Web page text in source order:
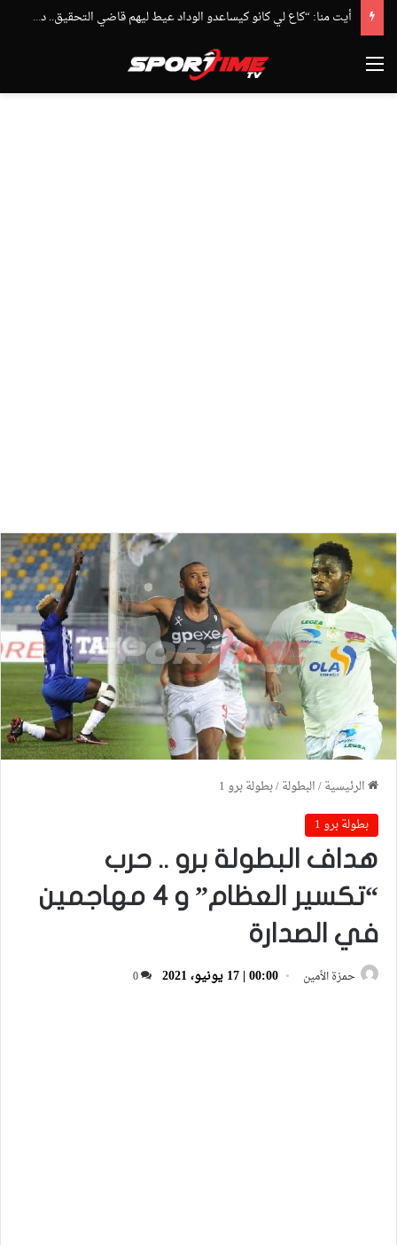
أيت منا: “كاع لي كانو كيساعدو الوداد عيط ليهم قاضي التحقيق.. دابا حتى شي واحد ما بقا باغي يعاون”
القائمة
الرئيسية/البطولة/بطولة برو 1
بطولة برو 1
هداف البطولة برو .. حرب
“تكسير العظام” و 4 مهاجمين
في الصدارة
حمزة الأمين 00:00 | 17 يونيو، 2021 0